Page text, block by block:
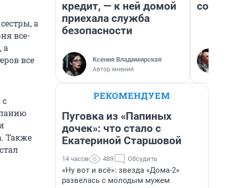
а
все-
а
все
с
Также
кредит, — к ней домой
приехала служба
безопасности
Ксения Владимирская
Автор мнения
РЕКОМЕНДУЕМ
Пуговка из «Папиных
дочек»: что стало с
Екатериной Старшовой
14 часов 489 Обсудить
«Ну вот и всё»: звезда «Дома-2»
развелась с молодым мужем